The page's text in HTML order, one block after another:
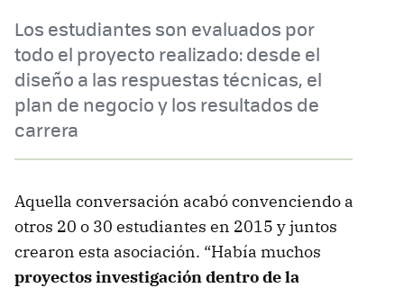
Los estudiantes son evaluados por
todo el proyecto realizado: desde el
diseño a las respuestas técnicas, el
plan de negocio y los resultados de
carrera
Aquella conversación acabó convenciendo a
otros 20 o 30 estudiantes en 2015 y juntos
crearon esta asociación. “Había muchos
proyectos investigación dentro de la